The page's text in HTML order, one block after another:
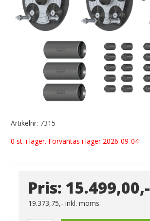
Artikelnr: 7315
0 st. i lager. Förväntas i lager 2026-09-04
Pris: 15.499,00,-
19.373,75,-inkl. moms